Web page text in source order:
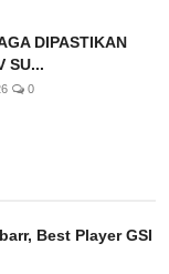
DIPASTIKAN
SU...
0
Best Player GSI